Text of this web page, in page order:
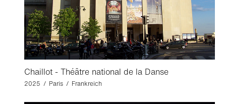
Chaillot - Théâtre national de la Danse
2025 / Paris / Frankreich